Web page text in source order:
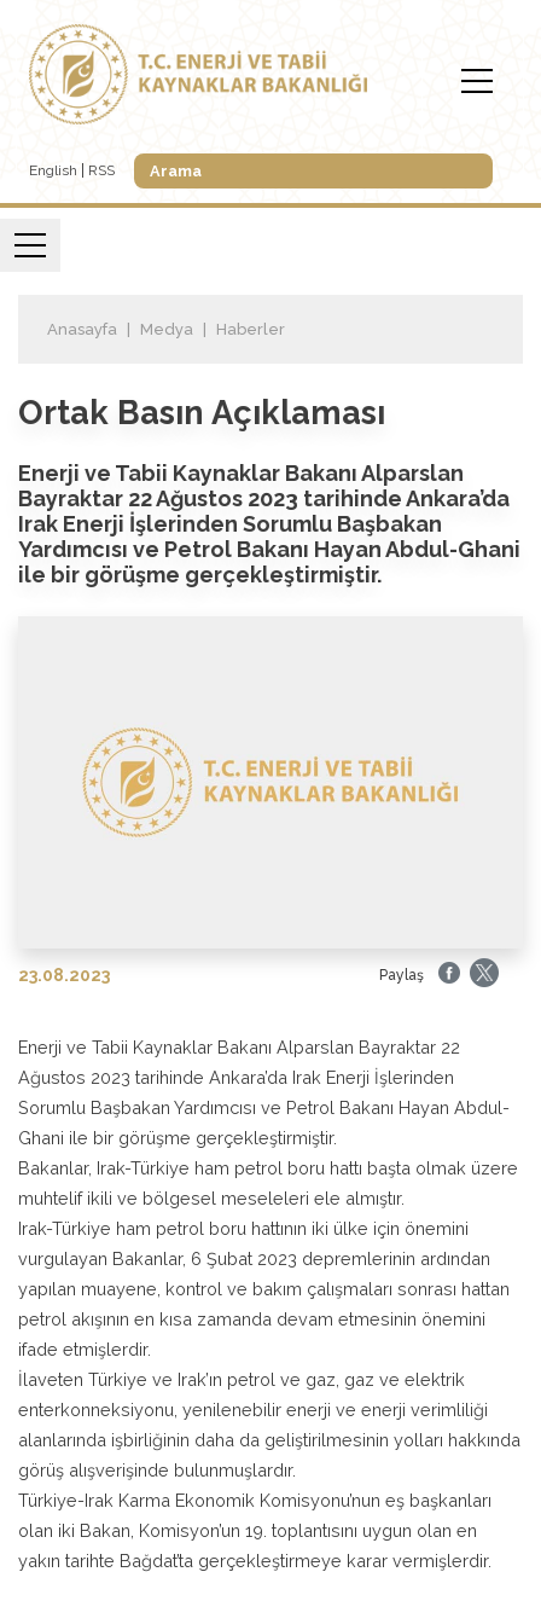
English RSS
Anasayfa Medya Haberler
Ortak Basın Açıklaması
Enerji ve Tabii Kaynaklar Bakanı Alparslan
Bayraktar 22 Ağustos 2023 tarihinde Ankara’da
Irak Enerji İşlerinden Sorumlu Başbakan
Yardımcısı ve Petrol Bakanı Hayan Abdul-Ghani
ile bir görüşme gerçekleştirmiştir.
23.08.2023 Paylaş
Enerji ve Tabii Kaynaklar Bakanı Alparslan Bayraktar 22
Ağustos 2023 tarihinde Ankara’da Irak Enerji İşlerinden
Sorumlu Başbakan Yardımcısı ve Petrol Bakanı Hayan Abdul-
Ghani ile bir görüşme gerçekleştirmiştir.
Bakanlar, Irak-Türkiye ham petrol boru hattı başta olmak üzere
muhtelif ikili ve bölgesel meseleleri ele almıştır.
Irak-Türkiye ham petrol boru hattının iki ülke için önemini
vurgulayan Bakanlar, 6 Şubat 2023 depremlerinin ardından
yapılan muayene, kontrol ve bakım çalışmaları sonrası hattan
petrol akışının en kısa zamanda devam etmesinin önemini
ifade etmişlerdir.
İlaveten Türkiye ve Irak’ın petrol ve gaz, gaz ve elektrik
enterkonneksiyonu, yenilenebilir enerji ve enerji verimliliği
alanlarında işbirliğinin daha da geliştirilmesinin yolları hakkında
görüş alışverişinde bulunmuşlardır.
Türkiye-Irak Karma Ekonomik Komisyonu’nun eş başkanları
olan iki Bakan, Komisyon’un 19. toplantısını uygun olan en
yakın tarihte Bağdat’ta gerçekleştirmeye karar vermişlerdir.